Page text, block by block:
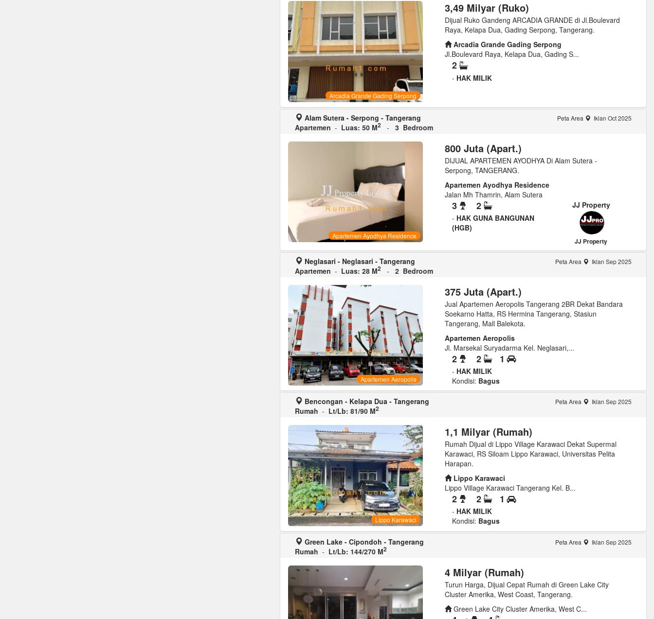
Arcadia Grande Gading Serpong
3,49 Milyar (Ruko)
Dijual Ruko Gandeng ARCADIA GRANDE di Jl.Boulevard
Raya, Kelapa Dua, Gading Serpong, Tangerang.
Arcadia Grande Gading Serpong
Jl.Boulevard Raya, Kelapa Dua, Gading S...
2
- HAK MILIK
Alam Sutera - Serpong - Tangerang
Apartemen - Luas: 50 M2 - 3 Bedroom
Peta Area Iklan Oct 2025
Apartemen Ayodhya Residence
800 Juta (Apart.)
DIJUAL APARTEMEN AYODHYA Di Alam Sutera -
Serpong, TANGERANG.
Apartemen Ayodhya Residence
Jalan Mh Thamrin, Alam Sutera
3 2
- HAK GUNA BANGUNAN
(HGB)
JJ Property
JJ Property
Neglasari - Neglasari - Tangerang
Apartemen - Luas: 28 M2 - 2 Bedroom
Peta Area Iklan Sep 2025
Apartemen Aeropolis
375 Juta (Apart.)
Jual Apartemen Aeropolis Tangerang 2BR Dekat Bandara
Soekarno Hatta, RS Hermina Tangerang, Stasiun
Tangerang, Mall Balekota.
Apartemen Aeropolis
Jl. Marsekal Suryadarma Kel. Neglasari,...
2 2 1
- HAK MILIK
Kondisi: Bagus
Bencongan - Kelapa Dua - Tangerang
Rumah - Lt/Lb: 81/90 M2
Peta Area Iklan Sep 2025
Lippo Karawaci
1,1 Milyar (Rumah)
Rumah Dijual di Lippo Village Karawaci Dekat Supermal
Karawaci, RS Siloam Lippo Karawaci, Universitas Pelita
Harapan.
Lippo Karawaci
Lippo Village Karawaci Tangerang Kel. B...
2 2 1
- HAK MILIK
Kondisi: Bagus
Green Lake - Cipondoh - Tangerang
Rumah - Lt/Lb: 144/270 M2
Peta Area Iklan Sep 2025
4 Milyar (Rumah)
Turun Harga, Dijual Cepat Rumah di Green Lake City
Cluster Amerika, West Coast, Tangerang.
Green Lake City Cluster Amerika, West C...